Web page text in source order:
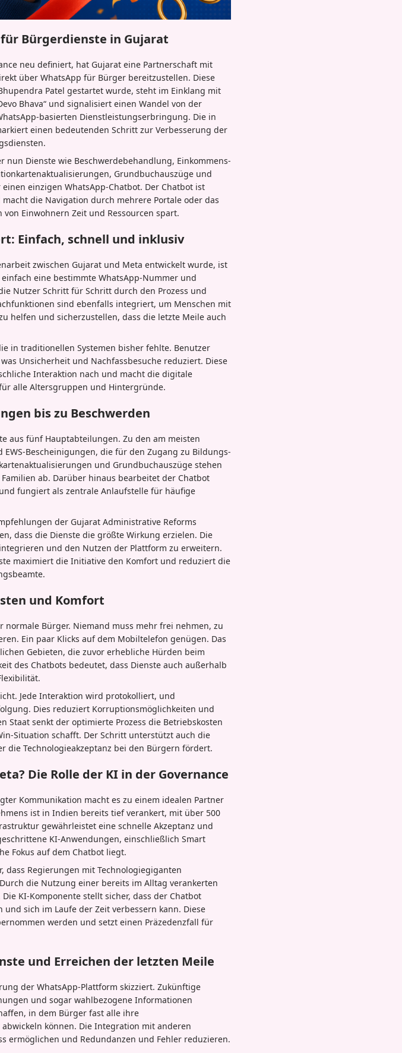
Bürgerdienste in Gujarat
neu definiert, hat Gujarat eine Partnerschaft mit
über WhatsApp für Bürger bereitzustellen. Diese
Patel gestartet wurde, steht im Einklang mit
Bhava“ und signalisiert einen Wandel von der
basierten Dienstleistungserbringung. Die in
einen bedeutenden Schritt zur Verbesserung der
Dienste wie Beschwerdebehandlung, Einkommens-
Grundbuchauszüge und
einzigen WhatsApp-Chatbot. Der Chatbot ist
die Navigation durch mehrere Portale oder das
Einwohnern Zeit und Ressourcen spart.
Einfach, schnell und inklusiv
zwischen Gujarat und Meta entwickelt wurde, ist
eine bestimmte WhatsApp-Nummer und
Nutzer Schritt für Schritt durch den Prozess und
sind ebenfalls integriert, um Menschen mit
helfen und sicherzustellen, dass die letzte Meile auch
in traditionellen Systemen bisher fehlte. Benutzer
Unsicherheit und Nachfassbesuche reduziert. Diese
Interaktion nach und macht die digitale
alle Altersgruppen und Hintergründe.
bis zu Beschwerden
aus fünf Hauptabteilungen. Zu den am meisten
Bescheinigungen, die für den Zugang zu Bildungs-
und Grundbuchauszüge stehen
ab. Darüber hinaus bearbeitet der Chatbot
fungiert als zentrale Anlaufstelle für häufige
der Gujarat Administrative Reforms
dass die Dienste die größte Wirkung erzielen. Die
und den Nutzen der Plattform zu erweitern.
maximiert die Initiative den Komfort und reduziert die
und Komfort
Bürger. Niemand muss mehr frei nehmen, zu
Ein paar Klicks auf dem Mobiltelefon genügen. Das
Gebieten, die zuvor erhebliche Hürden beim
des Chatbots bedeutet, dass Dienste auch außerhalb
Jede Interaktion wird protokolliert, und
Dies reduziert Korruptionsmöglichkeiten und
senkt der optimierte Prozess die Betriebskosten
Situation schafft. Der Schritt unterstützt auch die
die Technologieakzeptanz bei den Bürgern fördert.
Die Rolle der KI in der Governance
Kommunikation macht es zu einem idealen Partner
ist in Indien bereits tief verankert, mit über 500
gewährleistet eine schnelle Akzeptanz und
KI-Anwendungen, einschließlich Smart
Fokus auf dem Chatbot liegt.
dass Regierungen mit Technologiegiganten
die Nutzung einer bereits im Alltag verankerten
KI-Komponente stellt sicher, dass der Chatbot
sich im Laufe der Zeit verbessern kann. Diese
werden und setzt einen Präzedenzfall für
und Erreichen der letzten Meile
der WhatsApp-Plattform skizziert. Zukünftige
und sogar wahlbezogene Informationen
in dem Bürger fast alle ihre
können. Die Integration mit anderen
ermöglichen und Redundanzen und Fehler reduzieren.